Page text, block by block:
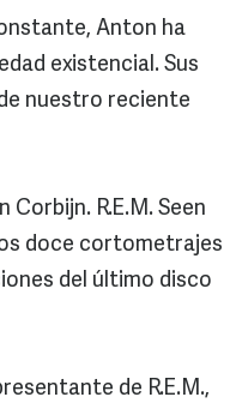
Anton ha
existencial. Sus
nuestro reciente
R.E.M. Seen
doce cortometrajes
del último disco
de R.E.M.,